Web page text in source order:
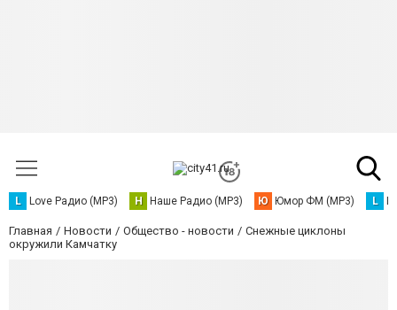
L Love Радио (MP3) Н Наше Радио (MP3) Ю Юмор ФМ (MP3) L
Главная Новости Общество - новости
Снежные циклоны
окружили Камчатку